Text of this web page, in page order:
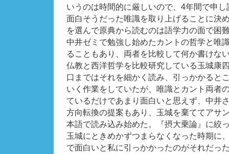
いうのは時間的に厳しいので、4年間で申
面白そうだった唯識を取り上げることに決
を選んで原典から読むのは語学力の面で困
中井ゼミで勉強し始めたカントの哲学と唯
ることもあり、両者を比較して何か書けな
仏教と西洋哲学を比較研究している玉城康
口まではそれを細かく読み、引っかかると
いく作業をしていたが、唯識とカント両者
ているだけであまり面白いと思えず、中井
方向転換の提案もあり、玉城を棄ててアサ
本語で読み込み始めた。『摂大乗論』に絞
玉城にときめかずつまらなくなった時期に
で面白いと私に引っかかったのがそれだっ